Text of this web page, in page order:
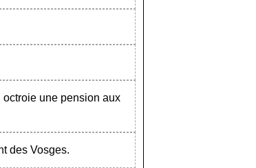
une pension aux
des Vosges.